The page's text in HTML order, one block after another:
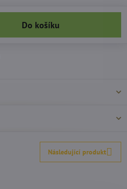
Do košíku
Následující produkt